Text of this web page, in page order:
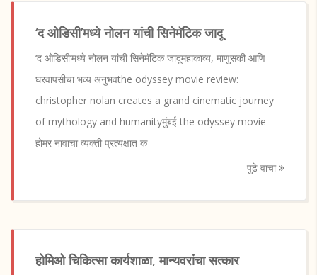
‘द ओडिसी’मध्ये नोलन यांची सिनेमॅटिक जादू
‘द ओडिसी’मध्ये नोलन यांची सिनेमॅटिक जादूमहाकाव्य, माणुसकी आणि
घरवापसीचा भव्य अनुभवthe odyssey movie review:
christopher nolan creates a grand cinematic journey
of mythology and humanityमुंबई the odyssey movie
होमर नावाचा व्यक्ती प्रत्यक्षात क
पुढे वाचा
होमिओ चिकित्सा कार्यशाळा, मान्यवरांचा सत्कार